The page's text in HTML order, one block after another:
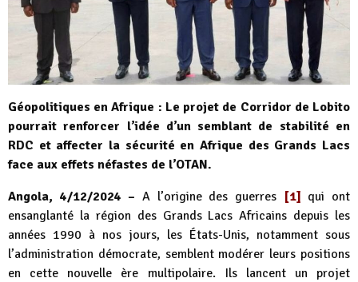
Géopolitiques en Afrique : Le projet de Corridor de Lobito
pourrait renforcer l’idée d’un semblant de stabilité en
RDC et affecter la sécurité en Afrique des Grands Lacs
face aux effets néfastes de l’OTAN.
Angola, 4/12/2024 – A l’origine des guerres [1] qui ont
ensanglanté la région des Grands Lacs Africains depuis les
années 1990 à nos jours, les États-Unis, notamment sous
l’administration démocrate, semblent modérer leurs positions
en cette nouvelle ère multipolaire. Ils lancent un projet